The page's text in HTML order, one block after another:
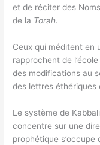
et de réciter des
de la Torah.
Ceux qui méditent en
rapprochent de
des modifications au
des lettres éthériques
Le système de
concentre sur une
prophétique